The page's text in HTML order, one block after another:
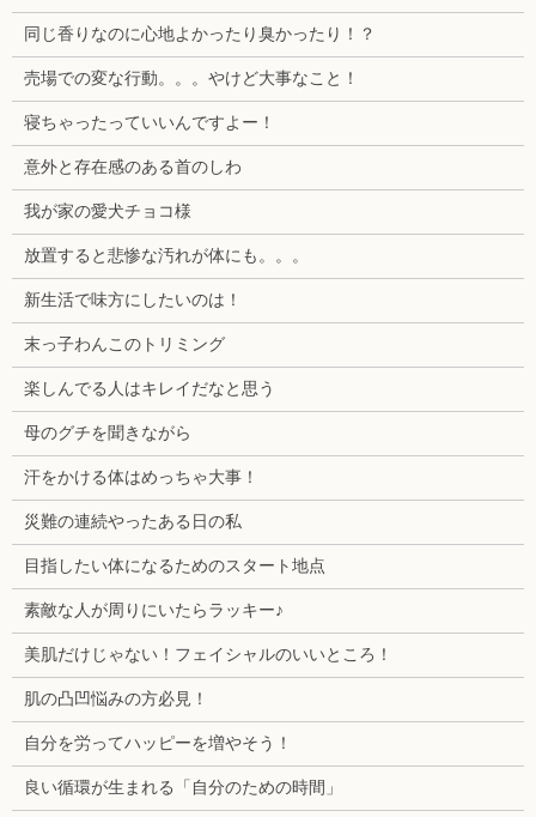
同じ香りなのに心地よかったり臭かったり！？
売場での変な行動。。。やけど大事なこと！
寝ちゃったっていいんですよー！
意外と存在感のある首のしわ
我が家の愛犬チョコ様
放置すると悲惨な汚れが体にも。。。
新生活で味方にしたいのは！
末っ子わんこのトリミング
楽しんでる人はキレイだなと思う
母のグチを聞きながら
汗をかける体はめっちゃ大事！
災難の連続やったある日の私
目指したい体になるためのスタート地点
素敵な人が周りにいたらラッキー♪
美肌だけじゃない！フェイシャルのいいところ！
肌の凸凹悩みの方必見！
自分を労ってハッピーを増やそう！
良い循環が生まれる「自分のための時間」